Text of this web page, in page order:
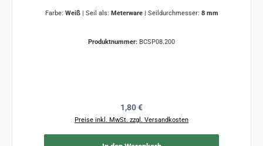
Farbe: Weiß | Seil als: Meterware | Seildurchmesser: 8 mm
Produktnummer: BCSP08.200
Regulärer Preis:
1,80 €
Preise inkl. MwSt. zzgl. Versandkosten